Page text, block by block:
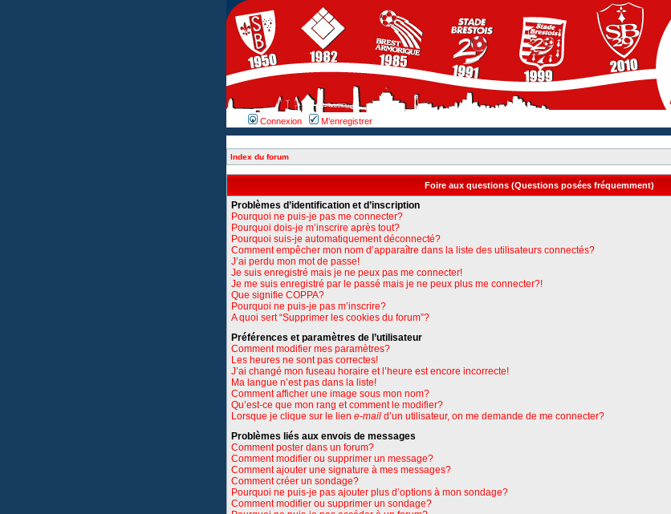
Connexion M’enregistrer
Index du forum
Foire aux questions (Questions posées fréquemment)
Problèmes d’identification et d’inscription
Pourquoi ne puis-je pas me connecter?
Pourquoi dois-je m’inscrire après tout?
Pourquoi suis-je automatiquement déconnecté?
Comment empêcher mon nom d’apparaître dans la liste des utilisateurs connectés?
J’ai perdu mon mot de passe!
Je suis enregistré mais je ne peux pas me connecter!
Je me suis enregistré par le passé mais je ne peux plus me connecter?!
Que signifie COPPA?
Pourquoi ne puis-je pas m’inscrire?
A quoi sert “Supprimer les cookies du forum”?
Préférences et paramètres de l’utilisateur
Comment modifier mes paramètres?
Les heures ne sont pas correctes!
J’ai changé mon fuseau horaire et l’heure est encore incorrecte!
Ma langue n’est pas dans la liste!
Comment afficher une image sous mon nom?
Qu’est-ce que mon rang et comment le modifier?
Lorsque je clique sur le lien e-mail d’un utilisateur, on me demande de me connecter?
Problèmes liés aux envois de messages
Comment poster dans un forum?
Comment modifier ou supprimer un message?
Comment ajouter une signature à mes messages?
Comment créer un sondage?
Pourquoi ne puis-je pas ajouter plus d’options à mon sondage?
Comment modifier ou supprimer un sondage?